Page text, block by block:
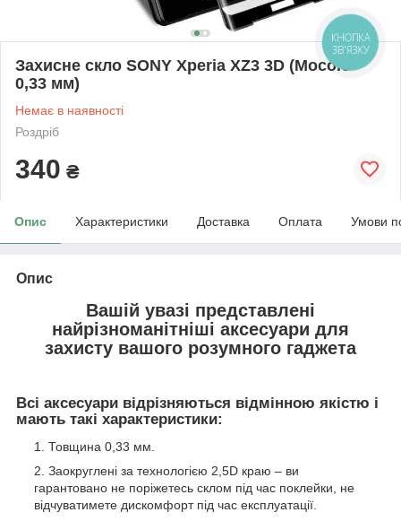
Захисне скло SONY Xperia XZ3 3D (Mocolo
0,33 мм)
Немає в наявності
Роздріб
340 ₴
Опис Характеристики Доставка Оплата Умови
Опис
Вашій увазі представлені
найрізноманітніші аксесуари для
захисту вашого розумного гаджета
Всі аксесуари відрізняються відмінною якістю і
мають такі характеристики:
Товщина 0,33 мм.
Заокруглені за технологією 2,5D краю – ви
гарантовано не поріжетесь склом під час поклейки, не
відчуватимете дискомфорт під час експлуатації.
КНОПКА
ЗВ'ЯЗКУ